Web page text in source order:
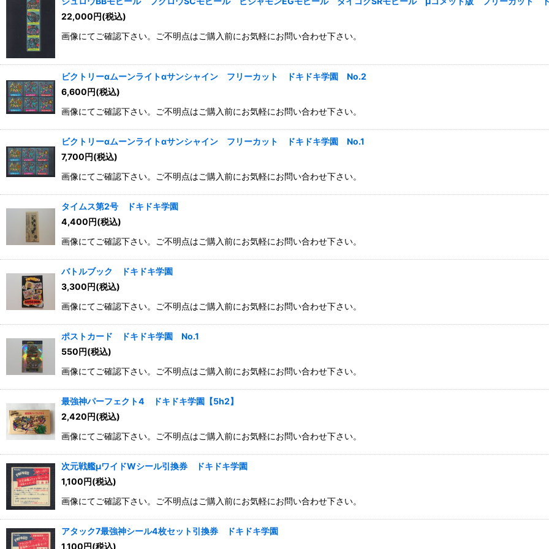
22,000円(税込)
画像にてご確認下さい。ご不明点はご購入前にお気軽にお問い合わせ下さい。
ビクトリーαムーンライトαサンシャイン フリーカット ドキドキ学園 No.2
6,600円(税込)
画像にてご確認下さい。ご不明点はご購入前にお気軽にお問い合わせ下さい。
ビクトリーαムーンライトαサンシャイン フリーカット ドキドキ学園 No.1
7,700円(税込)
画像にてご確認下さい。ご不明点はご購入前にお気軽にお問い合わせ下さい。
タイムス第2号 ドキドキ学園
4,400円(税込)
画像にてご確認下さい。ご不明点はご購入前にお気軽にお問い合わせ下さい。
バトルブック ドキドキ学園
3,300円(税込)
画像にてご確認下さい。ご不明点はご購入前にお気軽にお問い合わせ下さい。
ポストカード ドキドキ学園 No.1
550円(税込)
画像にてご確認下さい。ご不明点はご購入前にお気軽にお問い合わせ下さい。
最強神パーフェクト4 ドキドキ学園【5h2】
2,420円(税込)
画像にてご確認下さい。ご不明点はご購入前にお気軽にお問い合わせ下さい。
次元戦艦μワイドWシール引換券 ドキドキ学園
1,100円(税込)
画像にてご確認下さい。ご不明点はご購入前にお気軽にお問い合わせ下さい。
アタック7最強神シール4枚セット引換券 ドキドキ学園
1,100円(税込)